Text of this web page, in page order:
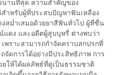
านที่สุด ความสำคัญของ
ำหรับผู้ที่ประสบปัญหาฟันเหลือง
สม่ำเสมอด้วยยาสีฟันทั่วไป ผู้ที่ชื่น
ดง และอดีตผู้สูบบุหรี่ ต่างพบว่า
ราะสามารถกำจัดคราบสกปรกที่
ดการได้อย่างมีประสิทธิภาพ การ
ให้ได้ผลลัพธ์ที่ดูเป็นธรรมชาติ